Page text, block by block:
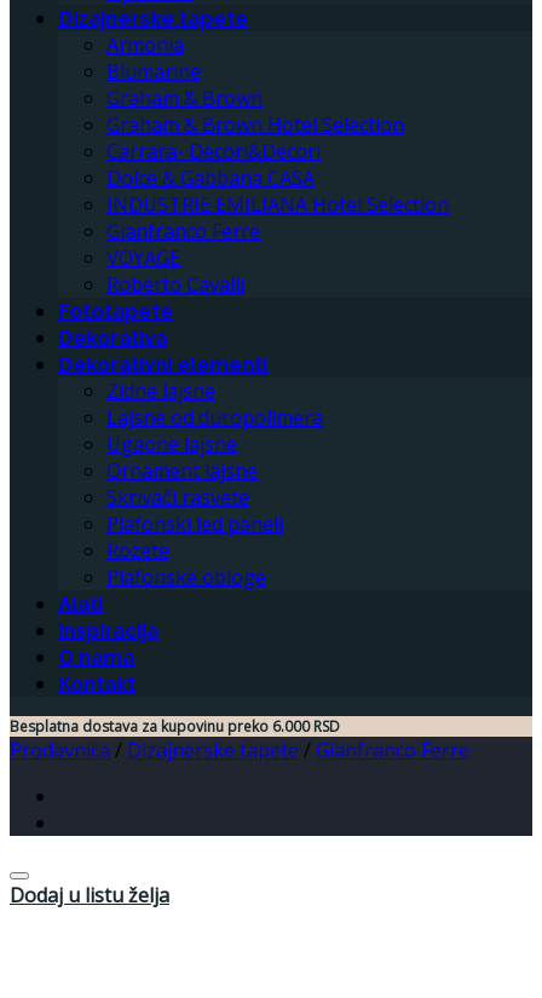
Dizajnerske tapete
Armonia
Blumarine
Graham & Brown
Graham & Brown Hotel Selection
Carrara- Decori&Decori
Dolce & Gabbana CASA
INDUSTRIE EMILIANA Hotel Selection
Gianfranco Ferre
VOYAGE
Roberto Cavalli
Fototapete
Dekorativa
Dekorativni elementi
Zidne lajsne
Lajsne od duropolimera
Ugaone lajsne
Ornament lajsne
Skrivači rasvete
Plafonski led paneli
Rozete
Plafonske obloge
Alati
Inspiracija
O nama
Kontakt
Besplatna dostava za kupovinu preko 6.000 RSD
Prodavnica / Dizajnerske tapete /Gianfranco Ferre
Dodaj u listu želja